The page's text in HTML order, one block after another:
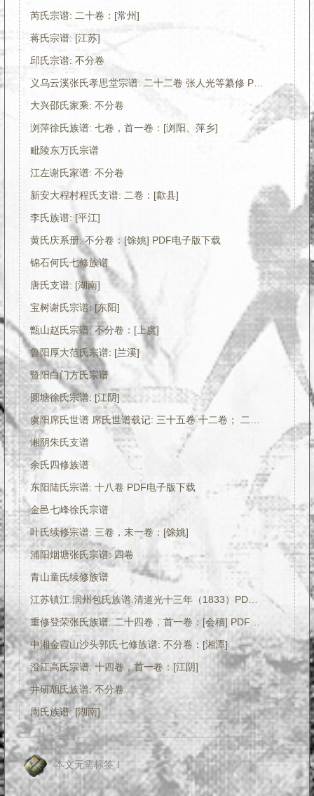
芮氏宗谱: 二十卷：[常州]
蒋氏宗谱: [江苏]
邱氏宗谱: 不分卷
义乌云溪张氏孝思堂宗谱: 二十二卷 张人光等纂修 PDF电子版下载
大兴邵氏家乘: 不分卷
浏萍徐氏族谱: 七卷，首一卷：[浏阳、萍乡]
毗陵东万氏宗谱
江左谢氏家谱: 不分卷
新安大程村程氏支谱: 二卷：[歙县]
李氏族谱: [平江]
黄氏庆系册: 不分卷：[馀姚] PDF电子版下载
锦石何氏七修族谱
唐氏支谱: [湖南]
宝树谢氏宗谱: [东阳]
甑山赵氏宗谱: 不分卷：[上虞]
鲁阳厚大范氏宗谱: [兰溪]
暨阳白门方氏宗谱
圆塘徐氏宗谱: [江阴]
虞阳席氏世谱 席氏世谱载记: 三十五卷 十二卷； 二卷：[常熟]
湘阴朱氏支谱
余氏四修族谱
东阳陆氏宗谱: 十八卷 PDF电子版下载
金邑七峰徐氏宗谱
叶氏续修宗谱: 三卷，末一卷：[馀姚]
浦阳烟塘张氏宗谱: 四卷
青山童氏续修族谱
江苏镇江.润州包氏族谱.清道光十三年（1833）PDF下载
重修登荣张氏族谱: 二十四卷，首一卷：[会稽] PDF电子版下载
中湘金霞山沙头郭氏七修族谱: 不分卷：[湘潭]
澄江高氏宗谱: 十四卷，首一卷：[江阴]
井研胡氏族谱: 不分卷
周氏族谱: [湖南]
本文无需标签！